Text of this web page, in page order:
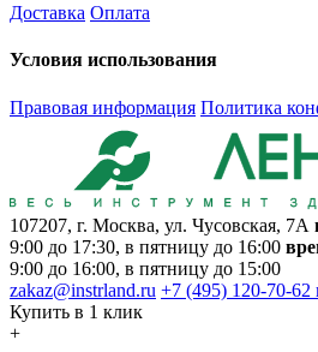
Доставка Оплата
Условия использования
Правовая информация Политика
107207, г. Москва, ул. Чусовская, 7А
9:00 до 17:30, в пятницу до 16:00
9:00 до 16:00, в пятницу до 15:00
zakaz@instrland.ru +7 (495) 120-70-62
Купить в 1 клик
+